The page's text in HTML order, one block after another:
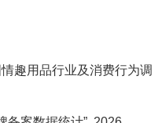
趣用品行业及消费行为调